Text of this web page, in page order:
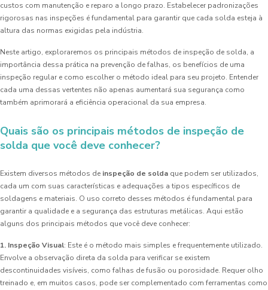
custos com manutenção e reparo a longo prazo. Estabelecer padronizações
rigorosas nas inspeções é fundamental para garantir que cada solda esteja à
altura das normas exigidas pela indústria.
Neste artigo, exploraremos os principais métodos de inspeção de solda, a
importância dessa prática na prevenção de falhas, os benefícios de uma
inspeção regular e como escolher o método ideal para seu projeto. Entender
cada uma dessas vertentes não apenas aumentará sua segurança como
também aprimorará a eficiência operacional da sua empresa.
Quais são os principais métodos de inspeção de
solda que você deve conhecer?
Existem diversos métodos de inspeção de solda que podem ser utilizados,
cada um com suas características e adequações a tipos específicos de
soldagens e materiais. O uso correto desses métodos é fundamental para
garantir a qualidade e a segurança das estruturas metálicas. Aqui estão
alguns dos principais métodos que você deve conhecer:
1. Inspeção Visual: Este é o método mais simples e frequentemente utilizado.
Envolve a observação direta da solda para verificar se existem
descontinuidades visíveis, como falhas de fusão ou porosidade. Requer olho
treinado e, em muitos casos, pode ser complementado com ferramentas como